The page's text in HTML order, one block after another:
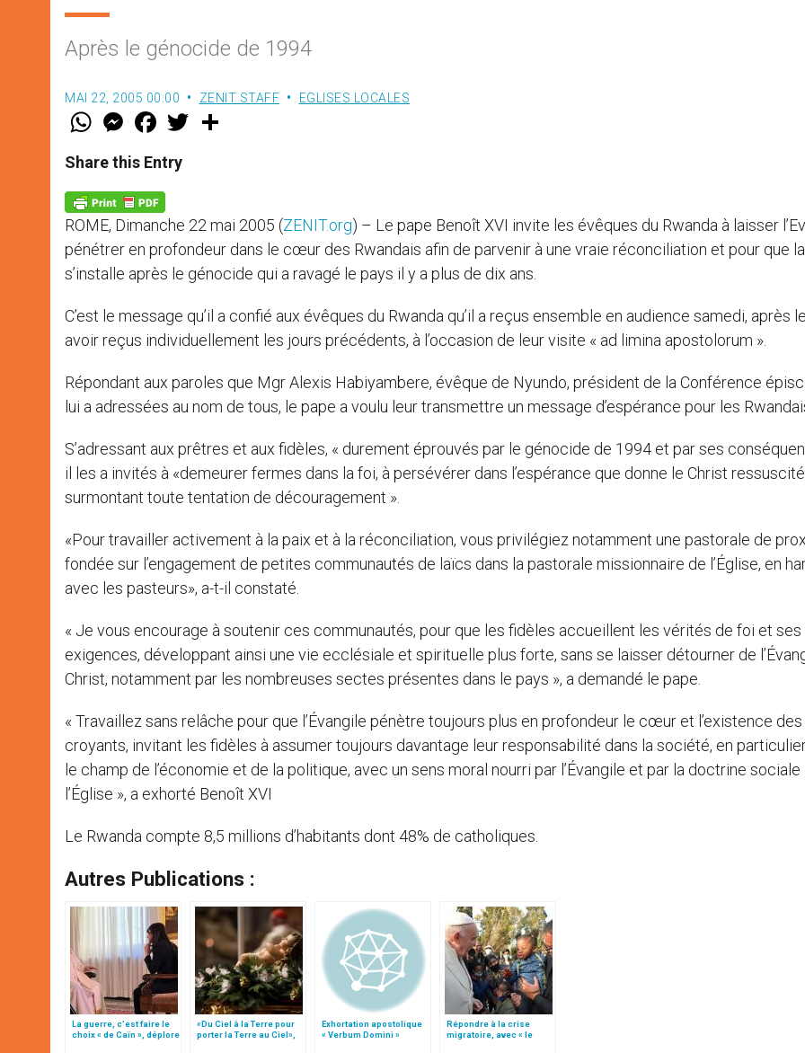
Après le génocide de 1994
MAI 22, 2005 00:00 ZENIT STAFF EGLISES LOCALES
W
t
s
p
p
M
e
s
e
g
e
r
F
a
e
b
k
w
Share this Entry
ROME, Dimanche 22 mai 2005 (ZENIT.org) – Le pape Benoît XVI invite les évêques du Rwanda à laisser
pénétrer en profondeur dans le cœur des Rwandais afin de parvenir à une vraie réconciliation et pour que
s’installe après le génocide qui a ravagé le pays il y a plus de dix ans.
C’est le message qu’il a confié aux évêques du Rwanda qu’il a reçus ensemble en audience samedi, après
avoir reçus individuellement les jours précédents, à l’occasion de leur visite « ad limina apostolorum ».
Répondant aux paroles que Mgr Alexis Habiyambere, évêque de Nyundo, président de la Conférence
lui a adressées au nom de tous, le pape a voulu leur transmettre un message d’espérance pour les
S’adressant aux prêtres et aux fidèles, « durement éprouvés par le génocide de 1994 et par ses
il les a invités à «demeurer fermes dans la foi, à persévérer dans l’espérance que donne le Christ
surmontant toute tentation de découragement ».
«Pour travailler activement à la paix et à la réconciliation, vous privilégiez notamment une pastorale de
fondée sur l’engagement de petites communautés de laïcs dans la pastorale missionnaire de l’Église, en
avec les pasteurs», a-t-il constaté.
« Je vous encourage à soutenir ces communautés, pour que les fidèles accueillent les vérités de foi et ses
exigences, développant ainsi une vie ecclésiale et spirituelle plus forte, sans se laisser détourner de
Christ, notamment par les nombreuses sectes présentes dans le pays », a demandé le pape.
« Travaillez sans relâche pour que l’Évangile pénètre toujours plus en profondeur le cœur et l’existence des
croyants, invitant les fidèles à assumer toujours davantage leur responsabilité dans la société, en
le champ de l’économie et de la politique, avec un sens moral nourri par l’Évangile et par la doctrine sociale
l’Église », a exhorté Benoît XVI
Le Rwanda compte 8,5 millions d’habitants dont 48% de catholiques.
Autres Publications :
La guerre, c’est faire le
choix « de Caïn », déplore
«Du Ciel à la Terre pour
porter la Terre au Ciel»,
Exhortation apostolique
« Verbum Domini »
Répondre à la crise
migratoire, avec « le